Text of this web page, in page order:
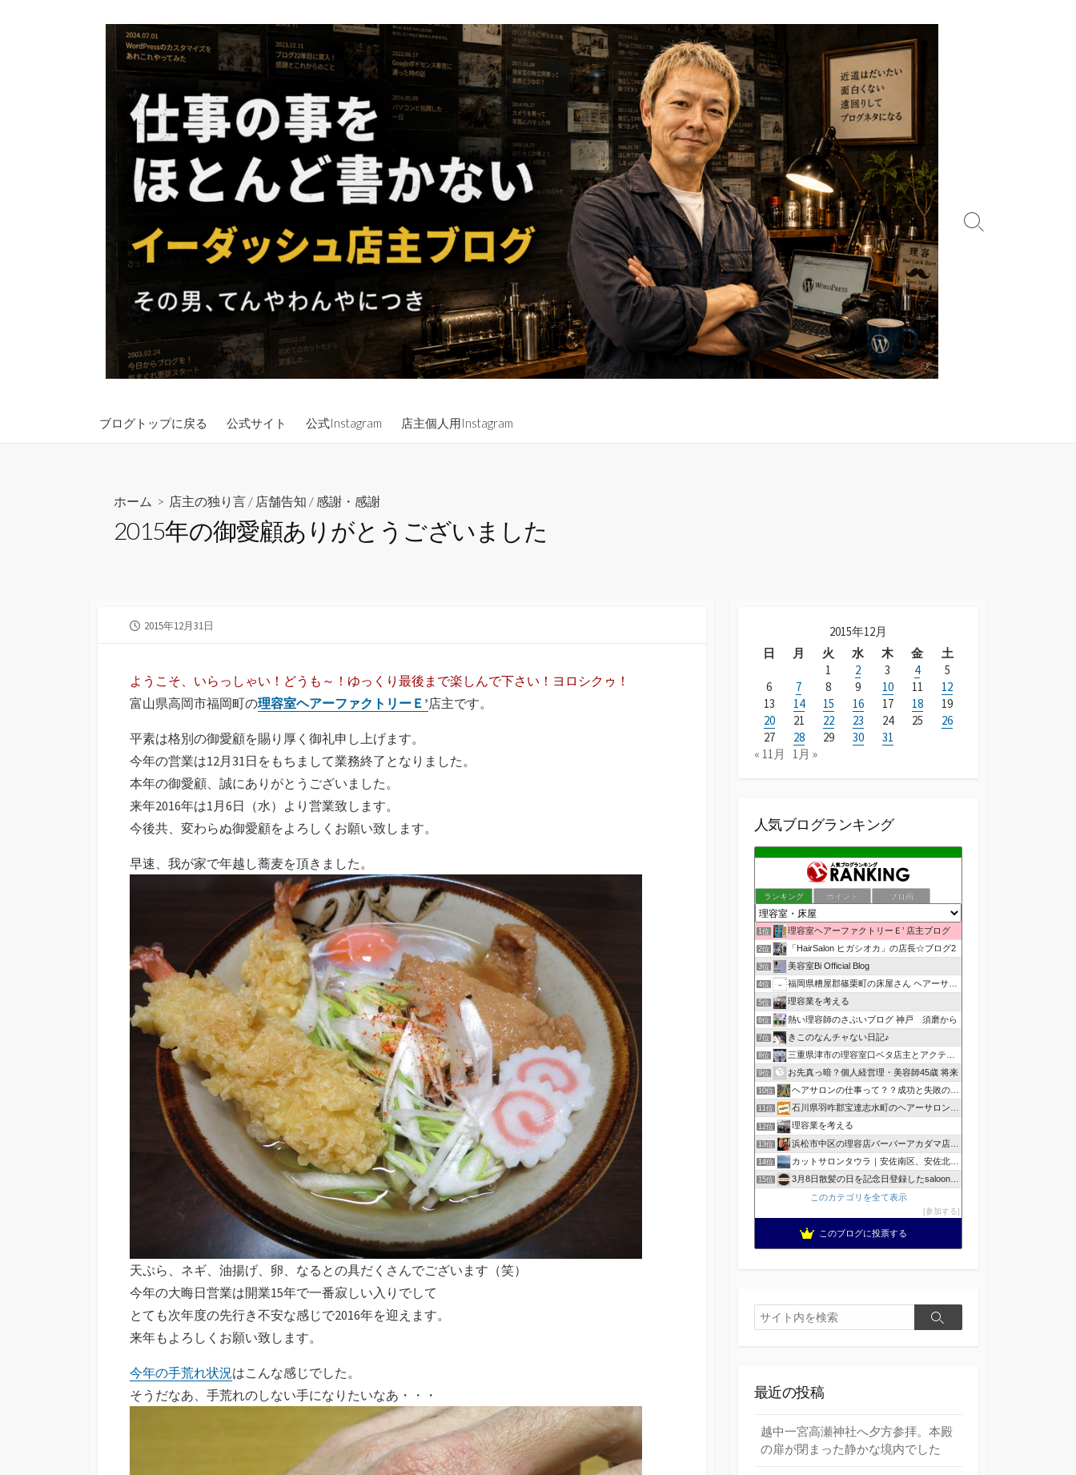
ブログトップに戻る 公式サイト 公式Instagram 店主個人用Instagram
検
ホーム > 店主の独り言 / 店舗告知 /感謝・感謝
2015年の御愛顧ありがとうございました
公
2015年12月31日
ようこそ、いらっしゃい！どうも～！ゆっくり最後まで楽しんで下さい！ヨロシクゥ！
富山県高岡市福岡町の理容室ヘアーファクトリーＥ’店主です。
平素は格別の御愛顧を賜り厚く御礼申し上げます。
今年の営業は12月31日をもちまして業務終了となりました。
本年の御愛顧、誠にありがとうございました。
来年2016年は1月6日（水）より営業致します。
今後共、変わらぬ御愛顧をよろしくお願い致します。
早速、我が家で年越し蕎麦を頂きました。
天ぷら、ネギ、油揚げ、卵、なるとの具だくさんでございます（笑）
今年の大晦日営業は開業15年で一番寂しい入りでして
とても次年度の先行き不安な感じで2016年を迎えます。
来年もよろしくお願い致します。
今年の手荒れ状況はこんな感じでした。
そうだなあ、手荒れのしない手になりたいなあ・・・
2015年12月
日
月 火 水 木 金
土
1
2 3 4
5
6
7 8 9 10 11
12
13
14 15 16 17 18
19
20
21 22 23 24 25
26
27
28 29 30
31
« 11月
1月 »
人気ブログランキング
ランキング ポイント ブロ画
1位 理容室ヘアーファクトリーＥ’ 店主ブログ
2位 「HairSalon ヒガシオカ」の店長☆ブログ2
3位 美容室Bi Official Blog
4位 福岡県糟屋郡篠栗町の床屋さん ヘアーサロン１２３公式ブログ
5位 理容業を考える
6位 熱い理容師のさぶいブログ 神戸 須磨から
7位 きこのなんチャない日記♪
8位 三重県津市の理容室口ベタ店主とアクティブ嫁のblog
9位 お先真っ暗？個人経営理・美容師45歳 将来
10位 ヘアサロンの仕事って？？成功と失敗の覚悟！
11位 石川県羽咋郡宝達志水町のヘアーサロン ホープヘアーズ
12位 理容業を考える
13位 浜松市中区の理容店バーバーアカダマ店主が書く
14位 カットサロンタウラ｜安佐南区、安佐北区の理美容院
15位
3月8日散髪の日を記念日登録したsaloonhair
このカテゴリを全て表示
参加する
このブログに投票する
検
索
検
最近の投稿
越中一宮高瀬神社へ夕方参拝。本殿
の扉が閉まった静かな境内でした